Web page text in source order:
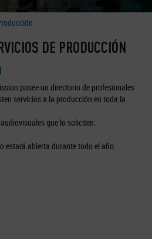
DE PRODUCCIÓN
posee un directorio de profesionales
servicios a la producción en toda la
que lo soliciten.
estará abierta durante todo el año.